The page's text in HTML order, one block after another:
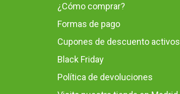
¿Cómo comprar?
Formas de pago
Cupones de descuento activos
Black Friday
Política de devoluciones